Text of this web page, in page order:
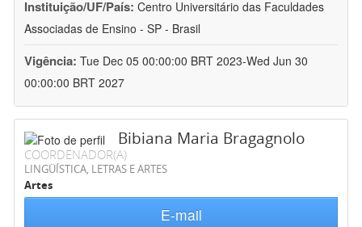
Instituição/UF/País: Centro Universitário das Faculdades
Associadas de Ensino - SP - Brasil
Vigência: Tue Dec 05 00:00:00 BRT 2023-Wed Jun 30
00:00:00 BRT 2027
Bibiana Maria Bragagnolo
COORDENADOR(A)
LINGÜÍSTICA, LETRAS E ARTES
Artes
E-mail